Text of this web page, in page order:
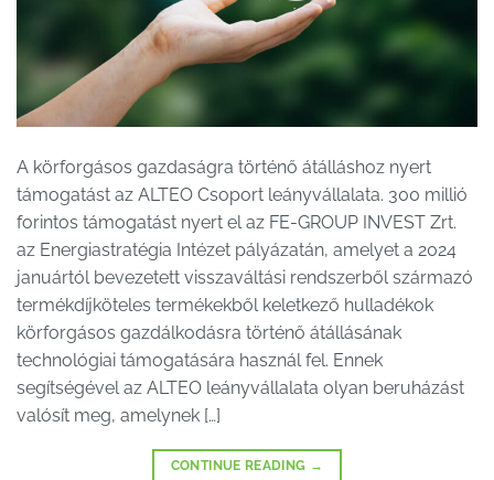
A körforgásos gazdaságra történő átálláshoz nyert
támogatást az ALTEO Csoport leányvállalata. 300 millió
forintos támogatást nyert el az FE-GROUP INVEST Zrt.
az Energiastratégia Intézet pályázatán, amelyet a 2024
januártól bevezetett visszaváltási rendszerből származó
termékdíjköteles termékekből keletkező hulladékok
körforgásos gazdálkodásra történő átállásának
technológiai támogatására használ fel. Ennek
segítségével az ALTEO leányvállalata olyan beruházást
valósít meg, amelynek […]
CONTINUE READING →